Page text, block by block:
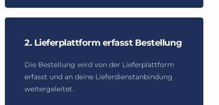
2. Lieferplattform erfasst Bestellung
Die Bestellung wird von der Lieferplattform
erfasst und an deine Lieferdienstanbindung
weitergeleitet.